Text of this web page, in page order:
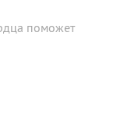
поможет